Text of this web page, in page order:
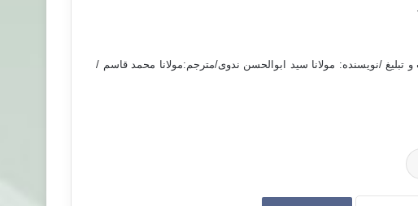
/نویسنده: مولانا سید ابوالحسن ندوی/مترجم:مولانا محمد قاسم /